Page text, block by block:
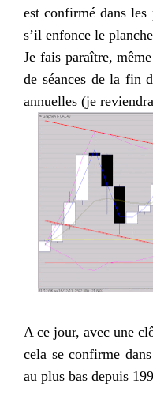
est confirmé dans les
s’il enfonce le
Je fais paraître,
de séances de la fin
annuelles (je
A ce jour, avec une
cela se confirme
au plus bas depuis